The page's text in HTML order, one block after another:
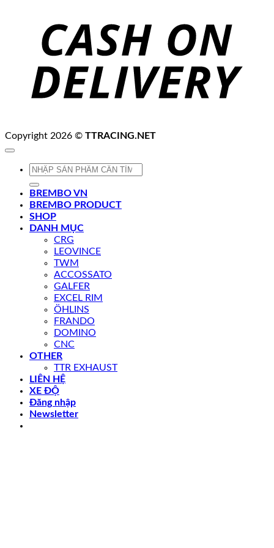
Copyright 2026 © TTRACING.NET
Tìm
BREMBO VN
BREMBO PRODUCT
SHOP
DANH MỤC
CRG
LEOVINCE
TWM
ACCOSSATO
GALFER
EXCEL RIM
ÖHLINS
FRANDO
DOMINO
CNC
OTHER
TTR EXHAUST
LIÊN HỆ
XE ĐỘ
Đăng nhập
Newsletter